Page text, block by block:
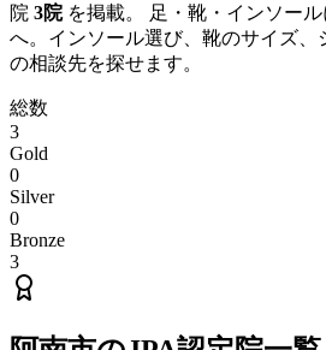
院 3院を掲載。 足・靴・インソー
へ。インソール選び、靴のサイズ、
の相談先を探せます。
総数
3
Gold
0
Silver
0
Bronze
3